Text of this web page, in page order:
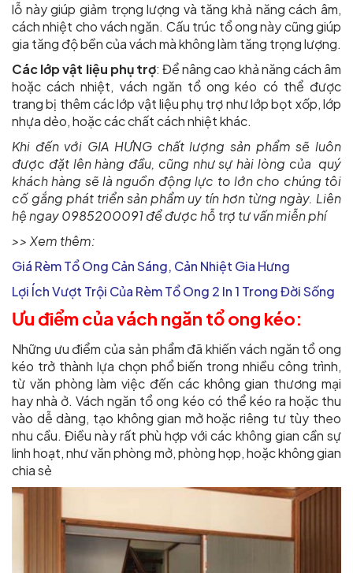
lỗ này giúp giảm trọng lượng và tăng khả năng cách âm,
cách nhiệt cho vách ngăn. Cấu trúc tổ ong này cũng giúp
gia tăng độ bền của vách mà không làm tăng trọng lượng.
Các lớp vật liệu phụ trợ: Để nâng cao khả năng cách âm
hoặc cách nhiệt, vách ngăn tổ ong kéo có thể được
trang bị thêm các lớp vật liệu phụ trợ như lớp bọt xốp, lớp
nhựa dẻo, hoặc các chất cách nhiệt khác.
Khi đến với GIA HƯNG chất lượng sản phẩm sẽ luôn
được đặt lên hàng đầu, cũng như sự hài lòng của quý
khách hàng sẽ là nguồn động lực to lớn cho chúng tôi
cố gắng phát triển sản phẩm uy tín hơn từng ngày. Liên
hệ ngay0985200091để được hỗ trợ tư vấn miễn phí
>> Xem thêm:
Giá Rèm Tổ Ong Cản Sáng, Cản Nhiệt Gia Hưng
Lợi Ích Vượt Trội Của Rèm Tổ Ong 2 In 1 Trong Đời Sống
Ưu điểm của vách ngăn tổ ong kéo:
Những ưu điểm của sản phẩm đã khiến vách ngăn tổ ong
kéo trở thành lựa chọn phổ biến trong nhiều công trình,
từ văn phòng làm việc đến các không gian thương mại
hay nhà ở. Vách ngăn tổ ong kéo có thể kéo ra hoặc thu
vào dễ dàng, tạo không gian mở hoặc riêng tư tùy theo
nhu cầu. Điều này rất phù hợp với các không gian cần sự
linh hoạt, như văn phòng mở, phòng họp, hoặc không gian
chia sẻ